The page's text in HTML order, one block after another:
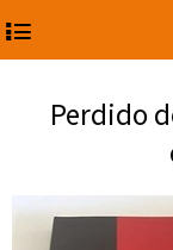
4
Perdido